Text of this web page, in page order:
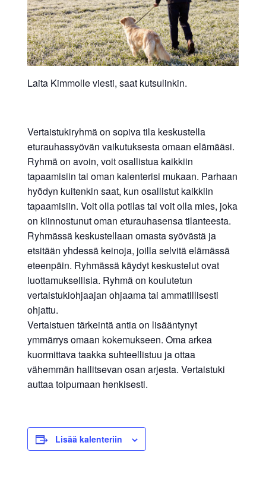
Laita Kimmolle viesti, saat kutsulinkin.
Vertaistukiryhmä on sopiva tila keskustella
eturauhassyövän vaikutuksesta omaan elämääsi.
Ryhmä on avoin, voit osallistua kaikkiin
tapaamisiin tai oman kalenterisi mukaan. Parhaan
hyödyn kuitenkin saat, kun osallistut kaikkiin
tapaamisiin. Voit olla potilas tai voit olla mies, joka
on kiinnostunut oman eturauhasensa tilanteesta.
Ryhmässä keskustellaan omasta syövästä ja
etsitään yhdessä keinoja, joilla selvitä elämässä
eteenpäin. Ryhmässä käydyt keskustelut ovat
luottamuksellisia. Ryhmä on koulutetun
vertaistukiohjaajan ohjaama tai ammatillisesti
ohjattu.
Vertaistuen tärkeintä antia on lisääntynyt
ymmärrys omaan kokemukseen. Oma arkea
kuormittava taakka suhteellistuu ja ottaa
vähemmän hallitsevan osan arjesta. Vertaistuki
auttaa toipumaan henkisesti.
Lisää kalenteriin